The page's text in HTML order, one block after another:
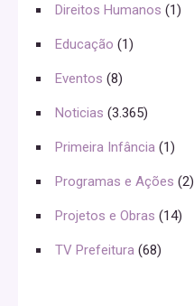
Direitos Humanos (1)
Educação (1)
Eventos (8)
Noticias (3.365)
Primeira Infância (1)
Programas e Ações (2)
Projetos e Obras (14)
TV Prefeitura (68)